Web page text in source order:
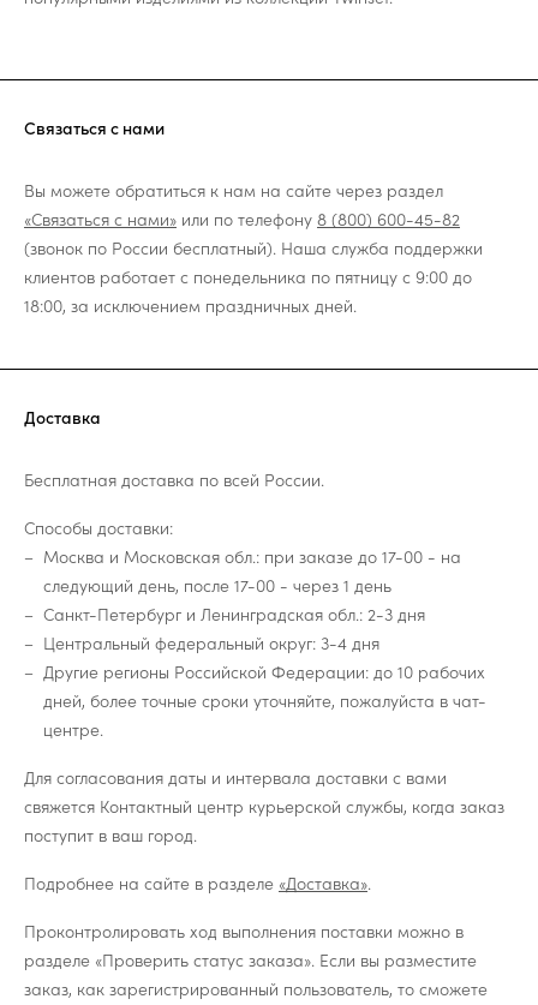
Связаться с нами
Вы можете обратиться к нам на сайте через раздел
«Связаться с нами» или по телефону 8 (800) 600-45-82
(звонок по России бесплатный). Наша служба поддержки
клиентов работает с понедельника по пятницу с 9:00 до
18:00, за исключением праздничных дней.
Доставка
Бесплатная доставка по всей России.
Способы доставки:
Москва и Московская обл.: при заказе до 17-00 - на
следующий день, после 17-00 - через 1 день
Санкт-Петербург и Ленинградская обл.: 2-3 дня
Центральный федеральный округ: 3-4 дня
Другие регионы Российской Федерации: до 10 рабочих
дней, более точные сроки уточняйте, пожалуйста в чат-
центре.
Для согласования даты и интервала доставки с вами
свяжется Контактный центр курьерской службы, когда заказ
поступит в ваш город.
Подробнее на сайте в разделе «Доставка».
Проконтролировать ход выполнения поставки можно в
разделе «Проверить статус заказа». Если вы разместите
заказ, как зарегистрированный пользователь, то сможете